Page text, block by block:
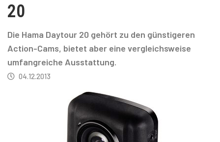
20
Die Hama Daytour 20 gehört zu den günstigeren
Action-Cams, bietet aber eine vergleichsweise
umfangreiche Ausstattung.
04.12.2013